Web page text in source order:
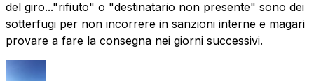
del giro..."rifiuto" o "destinatario non presente" sono dei
sotterfugi per non incorrere in sanzioni interne e magari
provare a fare la consegna nei giorni successivi.